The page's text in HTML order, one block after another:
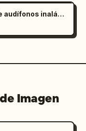
Elegante anuncio minimalista de audífonos inalámbricos
Imagen